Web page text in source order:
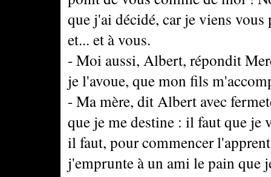
que j'ai décidé, car je viens
et... et à vous.
- Moi aussi, Albert, répondit
je l'avoue, que mon fils
- Ma mère, dit Albert avec
que je me destine : il faut que je
il faut, pour commencer
j'emprunte à un ami le pain que